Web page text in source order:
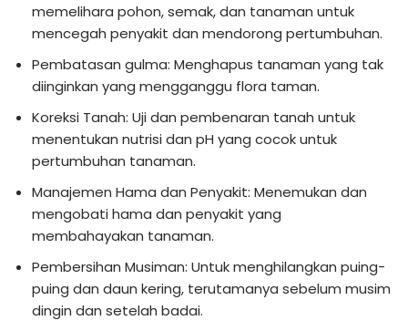
memelihara pohon, semak, dan tanaman untuk
mencegah penyakit dan mendorong pertumbuhan.
Pembatasan gulma: Menghapus tanaman yang tak
diinginkan yang mengganggu flora taman.
Koreksi Tanah: Uji dan pembenaran tanah untuk
menentukan nutrisi dan pH yang cocok untuk
pertumbuhan tanaman.
Manajemen Hama dan Penyakit: Menemukan dan
mengobati hama dan penyakit yang
membahayakan tanaman.
Pembersihan Musiman: Untuk menghilangkan puing-
puing dan daun kering, terutamanya sebelum musim
dingin dan setelah badai.